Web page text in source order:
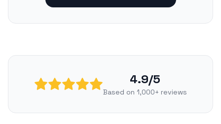
4.9/5
Based on 1,000+ reviews